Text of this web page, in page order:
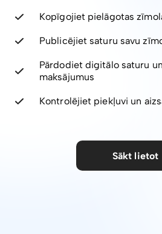
Kopīgojiet pielāgotas
Publicējiet saturu savu
Pārdodiet digitālo saturu
maksājumus
Kontrolējiet piekļuvi un
Sākt lietot